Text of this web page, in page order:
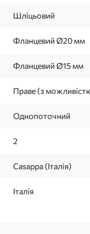
Шліцьовий
Фланцевий Ø20 мм
Фланцевий Ø15 мм
Праве (з
Однопоточний
2
Casappa (Італія)
Італія